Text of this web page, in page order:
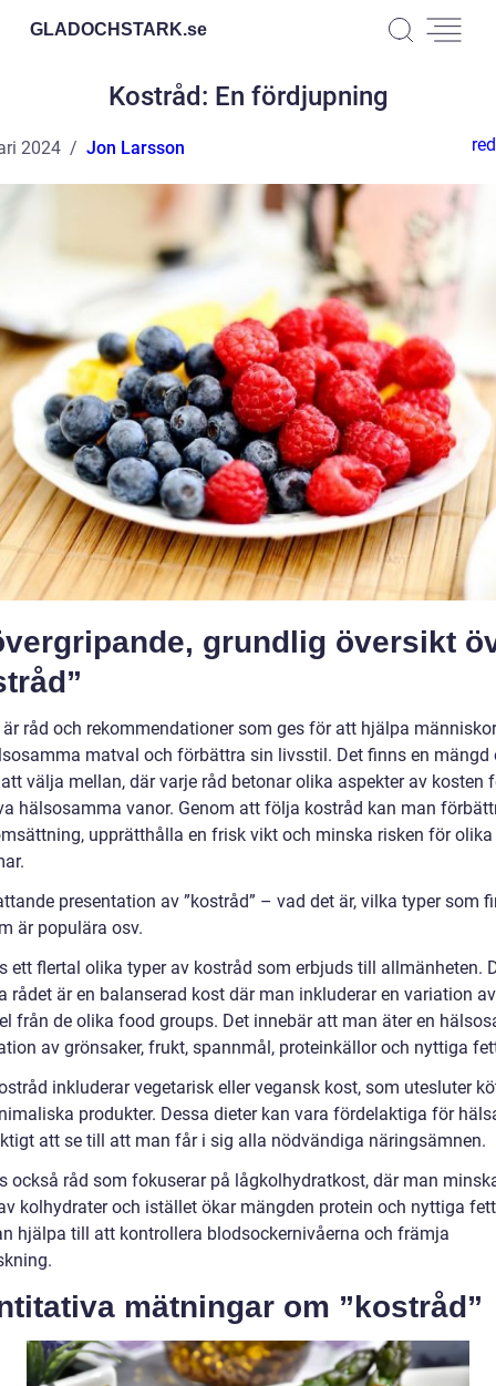
GLADOCHSTARK.se
Kostråd: En fördjupning
2024 Jon Larsson
grundlig översikt
råd och rekommendationer som ges för att hjälpa
matval och förbättra sin livsstil. Det finns en mängd
välja mellan, där varje råd betonar olika aspekter av kosten
hälsosamma vanor. Genom att följa kostråd kan man
upprätthålla en frisk vikt och minska risken för olika
presentation av ”kostråd” – vad det är, vilka typer som
är populära osv.
ett flertal olika typer av kostråd som erbjuds till allmänheten.
rådet är en balanserad kost där man inkluderar en variation av
från de olika food groups. Det innebär att man äter en
av grönsaker, frukt, spannmål, proteinkällor och nyttiga
inkluderar vegetarisk eller vegansk kost, som utesluter
produkter. Dessa dieter kan vara fördelaktiga för
att se till att man får i sig alla nödvändiga näringsämnen.
också råd som fokuserar på lågkolhydratkost, där man
kolhydrater och istället ökar mängden protein och nyttiga
hjälpa till att kontrollera blodsockernivåerna och främja
mätningar om ”kostråd”